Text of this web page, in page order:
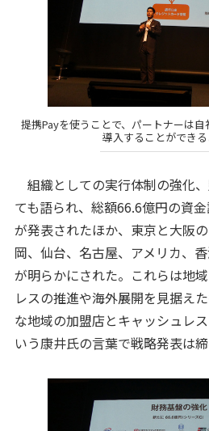
提携Payを使うことで、パートナーは
導入することができ
組織としての実行体制の強化
ても語られ、総額66.6億円の資
が発表されたほか、東京と大阪
岡、仙台、名古屋、アメリカ、
が明らかにされた。これらは地
レスの推進や海外展開を見据え
な地域の加盟店とキャッシュレ
いう康井氏の言葉で戦略発表は締